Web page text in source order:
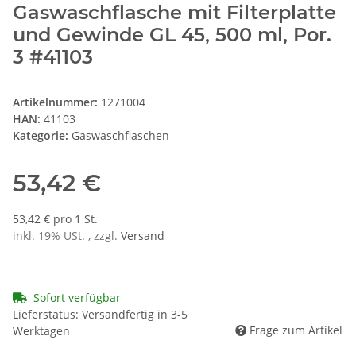
Gaswaschflasche mit Filterplatte
und Gewinde GL 45, 500 ml, Por.
3 #41103
Artikelnummer: 1271004
HAN: 41103
Kategorie: Gaswaschflaschen
53,42 €
53,42 € pro 1 St.
inkl. 19% USt. , zzgl. Versand
Sofort verfügbar
Lieferstatus: Versandfertig in 3-5
Werktagen
Frage zum Artikel